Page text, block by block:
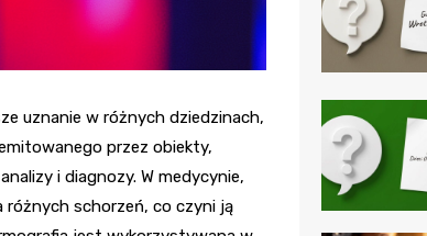
uznanie w różnych dziedzinach,
przez obiekty,
i diagnozy. W medycynie,
schorzeń, co czyni ją